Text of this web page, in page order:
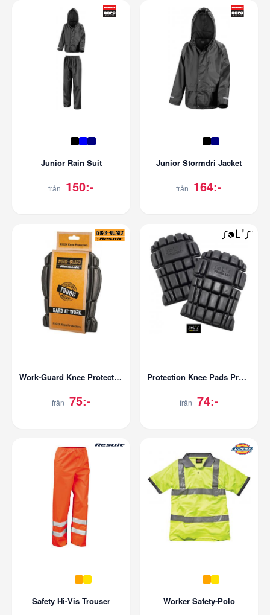
Junior Rain Suit
från 150:-
Junior Stormdri Jacket
från 164:-
Work-Guard Knee Protectors
från 75:-
Protection Knee Pads Protect Pro (1 Pair)
från 74:-
Safety Hi-Vis Trouser Worker Safety-Polo